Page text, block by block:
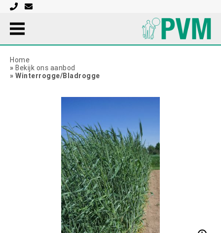
Home
» Bekijk ons aanbod
» Winterrogge/Bladrogge